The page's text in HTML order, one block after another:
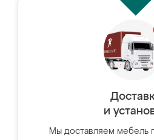
и
Мы доставляем мебель